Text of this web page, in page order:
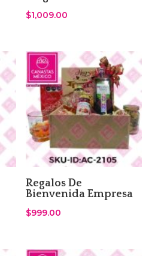
$1,009.00
Regalos De
Bienvenida Empresa
$999.00